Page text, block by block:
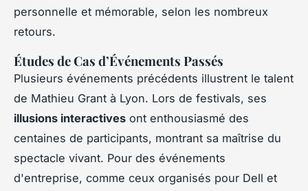
personnelle et mémorable, selon les nombreux
retours.
Études de Cas d’Événements Passés
Plusieurs événements précédents illustrent le talent
de Mathieu Grant à Lyon. Lors de festivals, ses
illusions interactives ont enthousiasmé des
centaines de participants, montrant sa maîtrise du
spectacle vivant. Pour des événements
d'entreprise, comme ceux organisés pour Dell et